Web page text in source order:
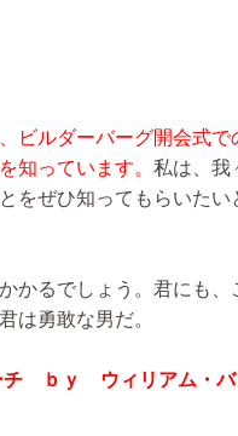
ビルダーバーグ開会式で
知っています。 私は、我
をぜひ知ってもらいたい
かるでしょう。君にも、
は勇敢な男だ。
チ ｂｙ ウィリアム・バ